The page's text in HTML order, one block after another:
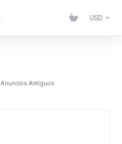
USD
Anuncios Antiguos